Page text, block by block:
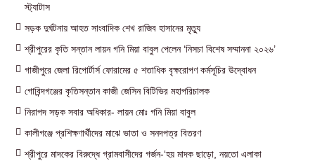
স্ট্যাটাস
সড়ক দুর্ঘটনায় আহত সাংবাদিক শেখ রাজিব হাসানের মৃত্যু
শ্রীপুরের কৃতি সন্তান লায়ন গনি মিয়া বাবুল পেলেন ‘নিসচা বিশেষ সম্মাননা ২০২৬’
গাজীপুরে জেলা রিপোর্টার্স ফোরামের ৫ শতাধিক বৃক্ষরোপণ কর্মসূচির উদ্বোধন
গোবিন্দগঞ্জের কৃতিসন্তান কাজী জেসিন বিটিভির মহাপরিচালক
নিরাপদ সড়ক সবার অধিকার- লায়ন মোঃ গনি মিয়া বাবুল
কালীগঞ্জে প্রশিক্ষণার্থীদের মাঝে ভাতা ও সনদপত্র বিতরণ
শ্রীপুরে মাদকের বিরুদ্ধে গ্রামবাসীদের গর্জন-‘হয় মাদক ছাড়ো, নয়তো এলাকা